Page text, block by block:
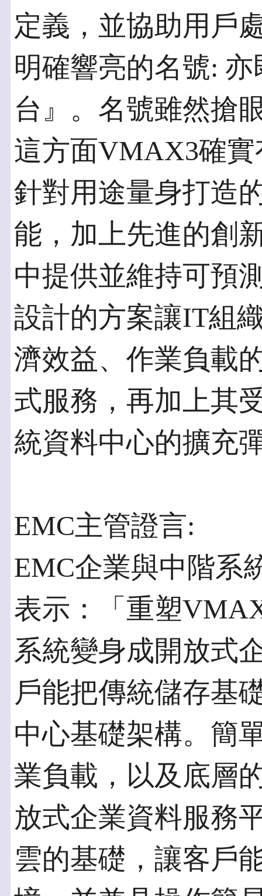
定義，並協助用戶
明確響亮的名號:
台』。名號雖然搶
這方面VMAX3確
針對用途量身打造
能，加上先進的創
中提供並維持可預
設計的方案讓IT組
濟效益、作業負載
式服務，再加上其
統資料中心的擴充
EMC主管證言:
EMC企業與中階系
表示：「重塑
系統變身成開放式
戶能把傳統儲存基
中心基礎架構。簡
業負載，以及底層
放式企業資料服務
雲的基礎，讓客戶